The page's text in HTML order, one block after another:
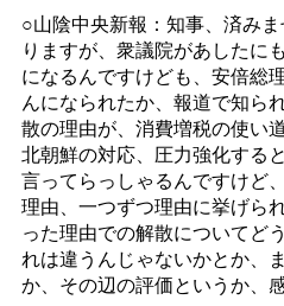
○山陰中央新報：知事、済み
りますが、衆議院があしたに
になるんですけども、安倍総
んになられたか、報道で知ら
散の理由が、消費増税の使い
北朝鮮の対応、圧力強化する
言ってらっしゃるんですけど
理由、一つずつ理由に挙げら
った理由での解散についてど
れは違うんじゃないかとか、
か、その辺の評価というか、